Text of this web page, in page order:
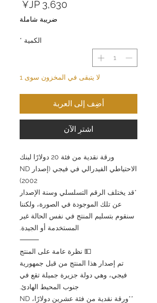
ضريبة شاملة
الكمية *
لا يتبقى في المخزون سوى 1
أضِف إلى العربة
اشترِ الآن
ورقة نقدية من فئة 20 دولارًا لبنك
الاحتياطي الفيدرالي في فيجي (إصدار ND
2002)
*قد يختلف الرقم التسلسلي وسنة الإصدار
عن تلك الموجودة في الصورة، ولكننا
سنقوم بتسليم المنتج في نفس الحالة غير
المستخدمة أو الجيدة.
⸻
💵 نظرة عامة على المنتج
تم إصدار هذا المنتج من قبل جمهورية
فيجي، وهي دولة جزيرة جميلة تقع في
جنوب المحيط الهادئ.
**ورقة نقدية من فئة عشرين دولارًا، ND